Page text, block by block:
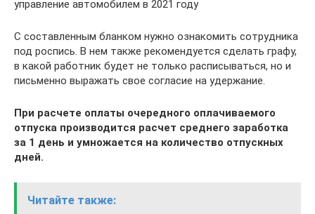
управление автомобилем в 2021 году
С составленным бланком нужно ознакомить сотрудника
под роспись. В нем также рекомендуется сделать графу,
в какой работник будет не только расписываться, но и
письменно выражать свое согласие на удержание.
При расчете оплаты очередного оплачиваемого
отпуска производится расчет среднего заработка
за 1 день и умножается на количество отпускных
дней.
Читайте также: